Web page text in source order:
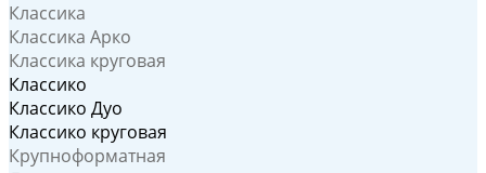
Классика
Классика Арко
Классика круговая
Классико
Классико Дуо
Классико круговая
Крупноформатная